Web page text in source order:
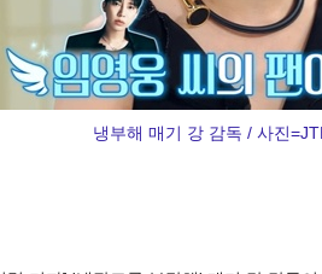
냉부해 매기 강 감독 / 사진